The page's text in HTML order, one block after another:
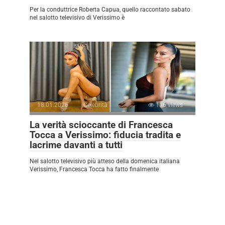
Per la conduttrice Roberta Capua, quello raccontato sabato
nel salotto televisivo di Verissimo è
18.01.2026 Celebrità 116 views
La verità scioccante di Francesca
Tocca a Verissimo: fiducia tradita e
lacrime davanti a tutti
Nel salotto televisivo più atteso della domenica italiana
Verissimo, Francesca Tocca ha fatto finalmente